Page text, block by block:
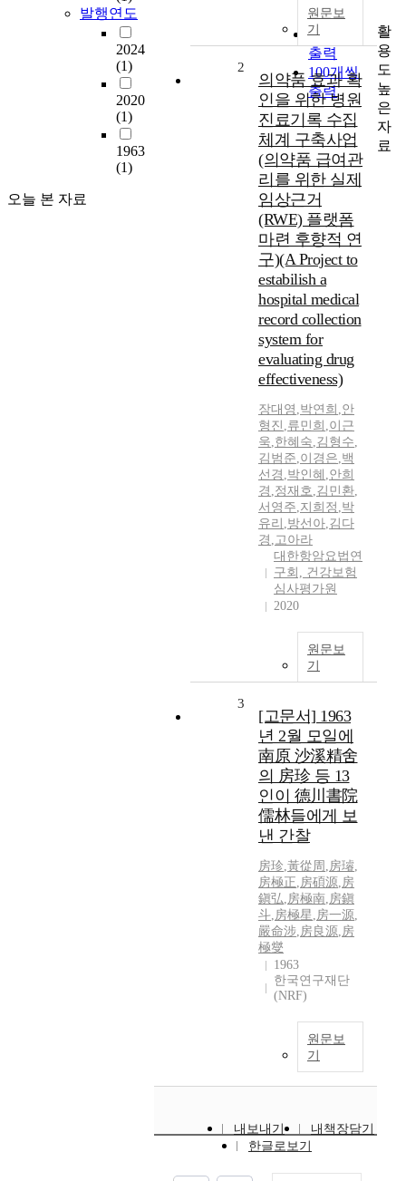
발행연도
2024
(1)
2020
(1)
1963
(1)
오늘 본 자료
관순
출력
50개씩
출력
100개씩
출력
원문보
기
2
의약품 효과 확
인을 위한 병원
진료기록 수집
체계 구축사업
(의약품 급여관
리를 위한 실제
임상근거
(RWE) 플랫폼
마련 후향적 연
구)(A Project to
estabilish a
hospital medical
record collection
system for
evaluating drug
effectiveness)
장대영 ,박연희 ,안
형진 ,류민희 ,이근
욱,한혜숙,김형수,
김범준,이경은,백
선경 ,박인혜 ,안희
경 ,정재호,김민환,
서영주,지희정 ,박
유리 ,방선아,김다
경 ,고아라
대한항암요법연
구회, 건강보험
심사평가원
2020
원문보
기
3
[고문서] 1963
년 2월 모일에
南原 沙溪精舍
의 房珍 등 13
인이 德川書院
儒林들에게 보
낸 간찰
房珍,黃從周 ,房璿,
房極正 ,房碩源,房
鎭弘,房極南,房鎭
斗,房極星 ,房一源,
嚴命涉,房良源,房
極燮
1963
한국연구재단
(NRF)
원문보
기
내보내기
내책장담기
한글로보기
활
용
도
높
은
자
료